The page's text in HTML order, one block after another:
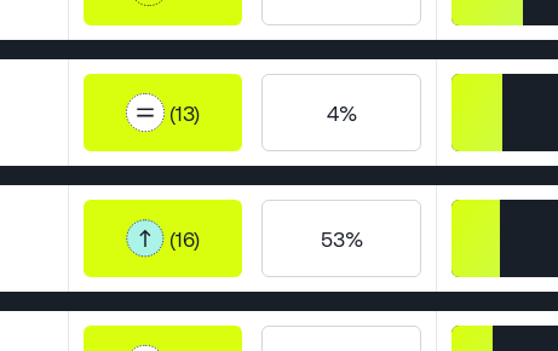
(13) 4%
(16) 53%